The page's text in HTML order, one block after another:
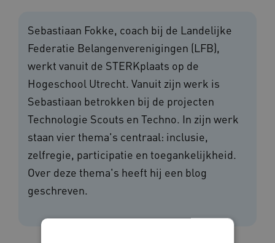
Sebastiaan Fokke, coach bij de Landelijke
Federatie Belangenverenigingen (LFB),
werkt vanuit de STERKplaats op de
Hogeschool Utrecht. Vanuit zijn werk is
Sebastiaan betrokken bij de projecten
Technologie Scouts en Techno. In zijn werk
staan vier thema's centraal: inclusie,
zelfregie, participatie en toegankelijkheid.
Over deze thema's heeft hij een blog
geschreven.